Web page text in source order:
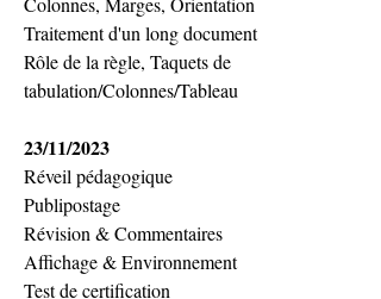
Traitement d'un long document
Rôle de la règle, Taquets de
tabulation/Colonnes/Tableau
23/11/2023
Réveil pédagogique
Publipostage
Révision & Commentaires
Affichage & Environnement
Test de certification